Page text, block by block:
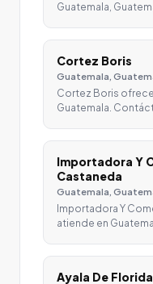
Guatemala,
Cortez Boris
Guatemala,
Cortez Boris
Guatemala.
Importadora Y
Castaneda
Guatemala,
Importadora Y
atiende en
Ayala De